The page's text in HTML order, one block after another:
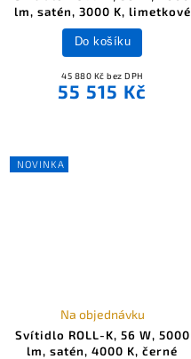
lm, satén, 3000 K, limetkové
45 880 Kč bez DPH
55 515 Kč
Do košíku
NOVINKA
Svítidlo ROLL-K, 56 W, 5000
lm, satén, 4000 K, černé
Na objednávku